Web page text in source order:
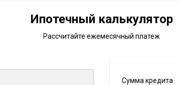
Ипотечный калькулятор
Рассчитайте ежемесячный платеж
Сумма кредита